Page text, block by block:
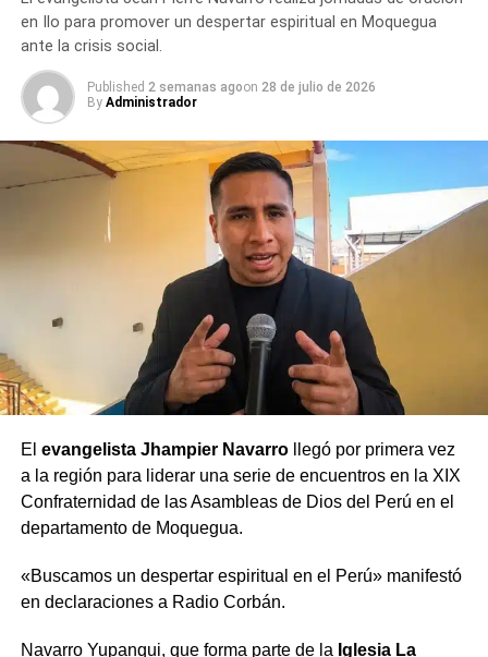
en Ilo para promover un despertar espiritual en Moquegua
ante la crisis social.
Published 2 semanas agoon 28 de julio de 2026
By Administrador
El evangelista Jhampier Navarrollegó por primera vez
a la región para liderar una serie de encuentros en la XIX
Confraternidad de las Asambleas de Dios del Perú en el
departamento de Moquegua.
«Buscamos un despertar espiritual en el Perú» manifestó
en declaraciones a Radio Corbán.
Navarro Yupanqui, que forma parte de la Iglesia La